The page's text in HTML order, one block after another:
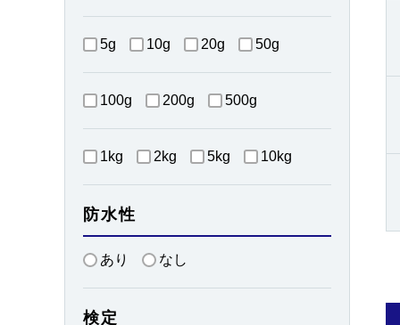
5g 10g 20g 50g
100g 200g 500g
1kg 2kg 5kg 10kg
防水性
あり なし
検定